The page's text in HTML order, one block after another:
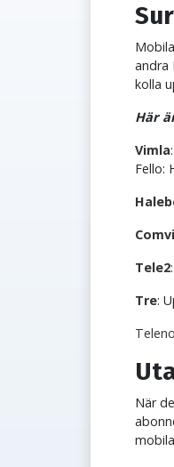
andra
kolla
Här
Vimla
Fello:
Tele2
Tre:
När